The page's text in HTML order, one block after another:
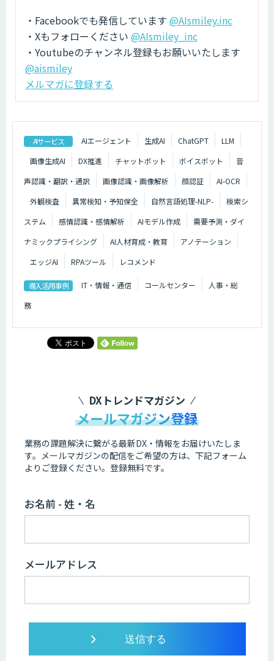
・Facebookでも発信しています @AIsmiley.inc
・Xもフォローください @AIsmiley_inc
・Youtubeのチャンネル登録もお願いいたします
@aismiley
メルマガに登録する
AIサービス AIエージェント 生成AI ChatGPT
LLM
画像生成AI
DX推進 チャットボット ボイスボット
音
声認識・翻訳・通訳
画像認識・画像解析 顔認証
AI-OCR
外観検査
異常検知・予知保全 自然言語処理-NLP-
検索シ
ステム
感情認識・感情解析 AIモデル作成
需要予測・ダイ
ナミックプライシング
AI人材育成・教育
アノテーション
エッジAI
RPAツール レコメンド
導入活用事例 IT・情報・通信 コールセンター
人事・総
務
DXトレンドマガジン
メールマガジン登録
業務の課題解決に繋がる最新DX・情報をお届けいたしま
す。 メールマガジンの配信をご希望の方は、下記フォーム
よりご登録ください。登録無料です。
お名前 - 姓・名
メールアドレス